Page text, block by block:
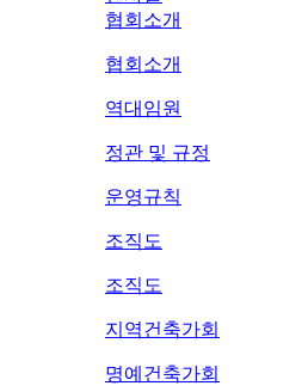
협회소개
협회소개
역대임원
정관 및 규정
운영규칙
조직도
조직도
지역건축가회
명예건축가회